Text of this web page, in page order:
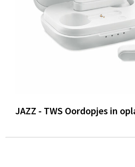
JAZZ - TWS Oordopjes in